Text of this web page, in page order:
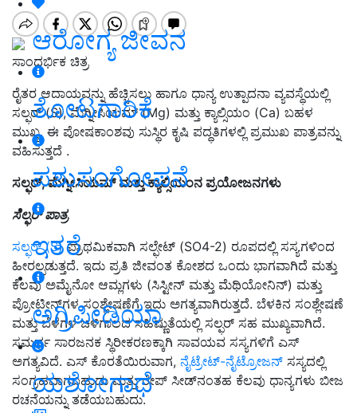
ಆರೋಗ್ಯ ಜೀವನ
ತೋಟಗಾರಿಕೆ
ಪಶುಸಂಗೋಪನೆ
ಇತರೆ
ಅಗ್ರಿಪೀಡಿಯಾ
ಯಶೋಗಾಥೆ
ಸಾಂದರ್ಭಿಕ ಚಿತ್ರ
ರೈತರ ಆದಾಯವನ್ನು ಹೆಚ್ಚಿಸಲು ಹಾಗೂ ಧಾನ್ಯ ಉತ್ಪಾದನಾ ವ್ಯವಸ್ಥೆಯಲ್ಲಿ
ಸಲ್ಫರ್ (S), ಮೆಗ್ನೀಸಿಯಮ್ (Mg) ಮತ್ತು ಕ್ಯಾಲ್ಸಿಯಂ (Ca) ಬಹಳ
ಮುಖ್ಯ. ಈ ಪೋಷಕಾಂಶವು ಸುಸ್ಥಿರ ಕೃಷಿ ಪದ್ಧತಿಗಳಲ್ಲಿ ಪ್ರಮುಖ ಪಾತ್ರವನ್ನು
ವಹಿಸುತ್ತದೆ .
ಸಲ್ಫರ್, ಮೆಗ್ನೀಸಿಯಮ್ ಮತ್ತು ಕ್ಯಾಲ್ಸಿಯಂನ ಪ್ರಯೋಜನಗಳು
ಸಲ್ಫರ್ ಪಾತ್ರ
ಸಲ್ಫರ್ (S)ಪ್ರಾಥಮಿಕವಾಗಿ ಸಲ್ಫೇಟ್ (SO4-2) ರೂಪದಲ್ಲಿ ಸಸ್ಯಗಳಿಂದ
ಹೀರಲ್ಪಡುತ್ತದೆ. ಇದು ಪ್ರತಿ ಜೀವಂತ ಕೋಶದ ಒಂದು ಭಾಗವಾಗಿದೆ ಮತ್ತು
ಕೆಲವು ಅಮೈನೋ ಆಮ್ಲಗಳು (ಸಿಸ್ಟೀನ್ ಮತ್ತು ಮೆಥಿಯೋನಿನ್) ಮತ್ತು
ಪ್ರೋಟೀನ್‌ಗಳ ಸಂಶ್ಲೇಷಣೆಗೆ ಇದು ಅಗತ್ಯವಾಗಿರುತ್ತದೆ. ಬೆಳಕಿನ ಸಂಶ್ಲೇಷಣೆ
ಮತ್ತು ಬೆಳೆಗಳ ಚಳಿಗಾಲದ ಸಹಿಷ್ಣುತೆಯಲ್ಲಿ ಸಲ್ಫರ್ ಸಹ ಮುಖ್ಯವಾಗಿದೆ.
ಸಮರ್ಥ ಸಾರಜನಕ ಸ್ಥಿರೀಕರಣಕ್ಕಾಗಿ ಸಾವಯವ ಸಸ್ಯಗಳಿಗೆ ಎಸ್
ಅಗತ್ಯವಿದೆ. ಎಸ್ ಕೊರತೆಯಿರುವಾಗ, ನೈಟ್ರೇಟ್-ನೈಟ್ರೋಜನ್ ಸಸ್ಯದಲ್ಲಿ
ಸಂಗ್ರಹವಾಗಬಹುದು ಮತ್ತು ರೇಪ್ ಸೀಡ್‌ನಂತಹ ಕೆಲವು ಧಾನ್ಯಗಳು ಬೀಜ
ರಚನೆಯನ್ನು ತಡೆಯಬಹುದು.